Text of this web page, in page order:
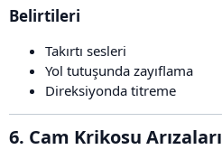
Belirtileri​
Takırtı sesleri
Yol tutuşunda zayıflama
Direksiyonda titreme
6. Cam Krikosu Arızaları​